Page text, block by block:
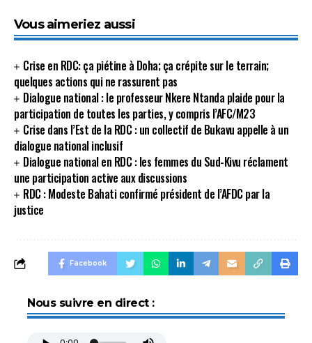
Vous aimeriez aussi
Crise en RDC: ça piétine à Doha; ça crépite sur le terrain;
quelques actions qui ne rassurent pas
Dialogue national : le professeur Nkere Ntanda plaide pour la
participation de toutes les parties, y compris l’AFC/M23
Crise dans l’Est de la RDC : un collectif de Bukavu appelle à un
dialogue national inclusif
Dialogue national en RDC : les femmes du Sud-Kivu réclament
une participation active aux discussions
RDC : Modeste Bahati confirmé président de l’AFDC par la
justice
Facebook
Nous suivre en direct :